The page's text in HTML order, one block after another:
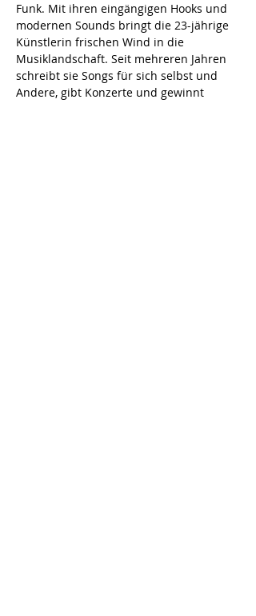
Funk. Mit ihren eingängigen Hooks und
modernen Sounds bringt die 23-jährige
Künstlerin frischen Wind in die
Musiklandschaft. Seit mehreren Jahren
schreibt sie Songs für sich selbst und
Andere, gibt Konzerte und gewinnt